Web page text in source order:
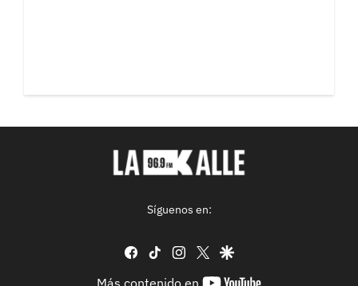
Síguenos en:
facebook
tiktok instagram
twittergoogle
Más contenido en
youtube-